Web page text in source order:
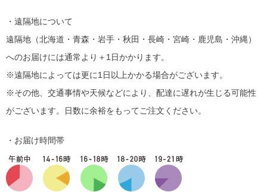
・遠隔地について
遠隔地（北海道・青森・岩手・秋田・長崎・宮崎・鹿児島・沖縄）
へのお届けには通常より＋1日かかります。
※遠隔地によっては更に1日以上かかる場合がございます。
※その他、交通事情や天候などにより、配達に遅れが生じる可能性
がございます。日数に余裕をもってご注文ください。
・お届け時間帯